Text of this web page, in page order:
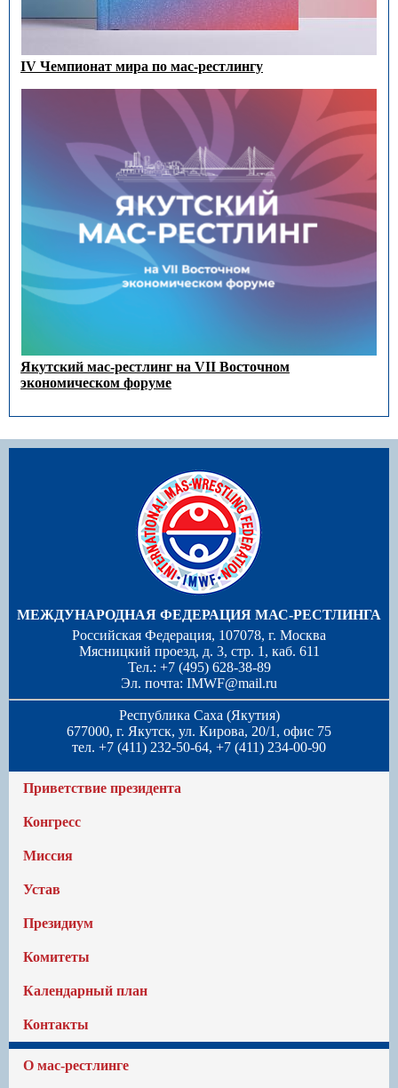
IV Чемпионат мира по мас-рестлингу
Якутский мас-рестлинг на VII Восточном
экономическом форуме
МЕЖДУНАРОДНАЯ ФЕДЕРАЦИЯ МАС-РЕСТЛИНГА
Российская Федерация, 107078, г. Москва
Мясницкий проезд, д. 3, стр. 1, каб. 611
Тел.: +7 (495) 628-38-89
Эл. почта: IMWF@mail.ru
Республика Саха (Якутия)
677000, г. Якутск, ул. Кирова, 20/1, офис 75
тел. +7 (411) 232-50-64, +7 (411) 234-00-90
Приветствие президента
Конгресс
Миссия
Устав
Президиум
Комитеты
Календарный план
Контакты
О мас-рестлинге